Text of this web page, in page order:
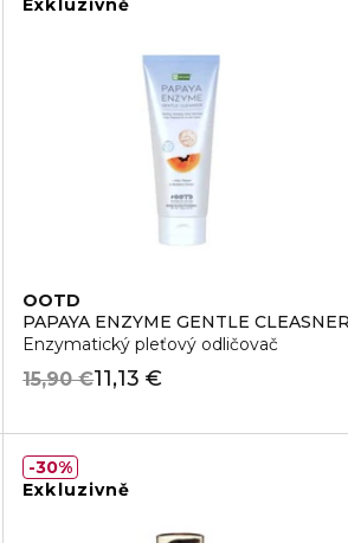
Exkluzivně
OOTD
PAPAYA ENZYME GENTLE CLEASNER
Enzymatický pleťový odličovač
11,13 €
15,90 €
Exkluzivně
30%